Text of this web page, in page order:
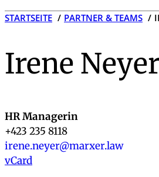
STARTSEITE PARTNER & TEAMS
Irene
HR Managerin
+423 235 8118
irene.neyer@marxer.law
vCard